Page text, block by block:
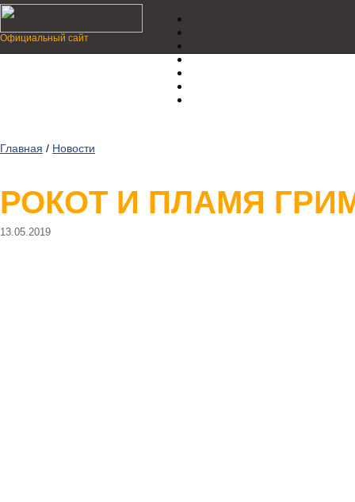
Официальный сайт
Главная / Новости
РОКОТ И ПЛАМЯ
13.05.2019